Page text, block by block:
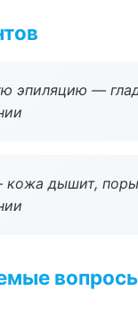
эпиляцию —
дышит,